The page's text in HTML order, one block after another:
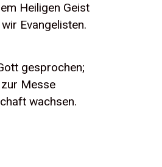
Heiligen Geist
Evangelisten.
gesprochen;
zur Messe
wachsen.